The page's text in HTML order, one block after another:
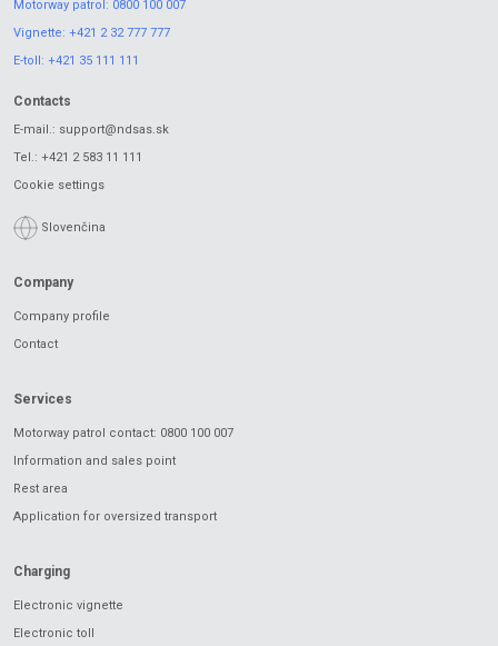
Motorway patrol: 0800 100 007
Vignette: +421 2 32 777 777
E-toll: +421 35 111 111
Contacts
E-mail.: support@ndsas.sk
Tel.: +421 2 583 11 111
Cookie settings
Slovenčina
Company
Company profile
Contact
Services
Motorway patrol contact: 0800 100 007
Information and sales point
Rest area
Application for oversized transport
Charging
Electronic vignette
Electronic toll